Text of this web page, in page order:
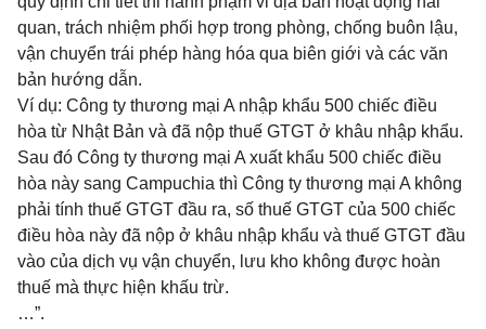
quan, trách nhiệm phối hợp trong phòng, chống buôn lậu,
vận chuyển trái phép hàng hóa qua biên giới và các văn
bản hướng dẫn.
Ví dụ: Công ty thương mại A nhập khẩu 500 chiếc điều
hòa từ Nhật Bản và đã nộp thuế GTGT ở khâu nhập khẩu.
Sau đó Công ty thương mại A xuất khẩu 500 chiếc điều
hòa này sang Campuchia thì Công ty thương mại A không
phải tính thuế GTGT đầu ra, số thuế GTGT của 500 chiếc
điều hòa này đã nộp ở khâu nhập khẩu và thuế GTGT đầu
vào của dịch vụ vận chuyển, lưu kho không được hoàn
thuế mà thực hiện khấu trừ.
…”.